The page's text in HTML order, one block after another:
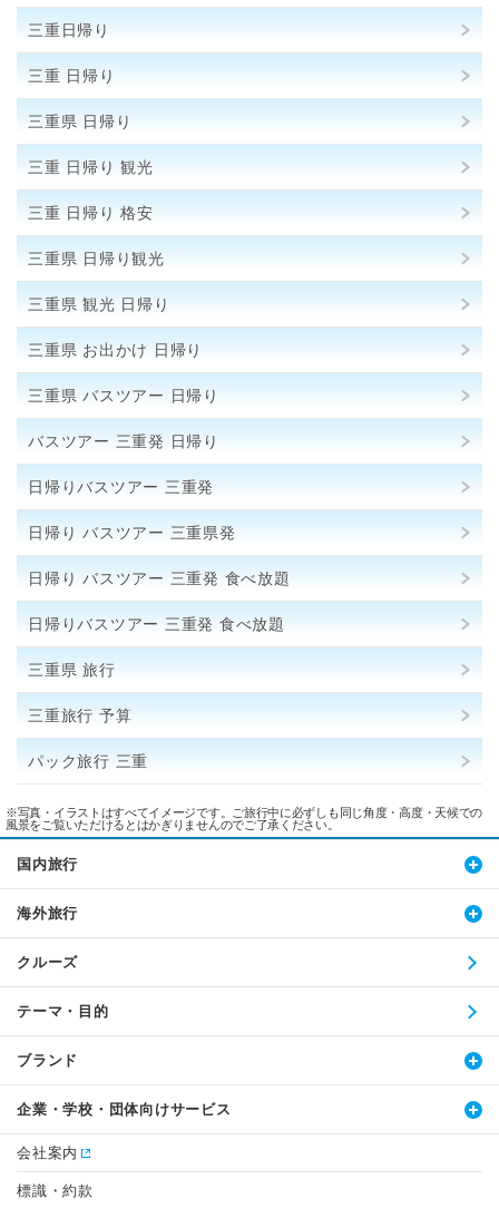
三重日帰り
三重 日帰り
三重県 日帰り
三重 日帰り 観光
三重 日帰り 格安
三重県 日帰り観光
三重県 観光 日帰り
三重県 お出かけ 日帰り
三重県 バスツアー 日帰り
バスツアー 三重発 日帰り
日帰りバスツアー 三重発
日帰り バスツアー 三重県発
日帰り バスツアー 三重発 食べ放題
日帰りバスツアー 三重発 食べ放題
三重県 旅行
三重旅行 予算
パック旅行 三重
※写真・イラストはすべてイメージです。ご旅行中に必ずしも同じ角度・高度・天候での
風景をご覧いただけるとはかぎりませんのでご了承ください。
国内旅行
海外旅行
クルーズ
テーマ・目的
ブランド
企業・学校・団体向けサービス
会社案内
標識・約款